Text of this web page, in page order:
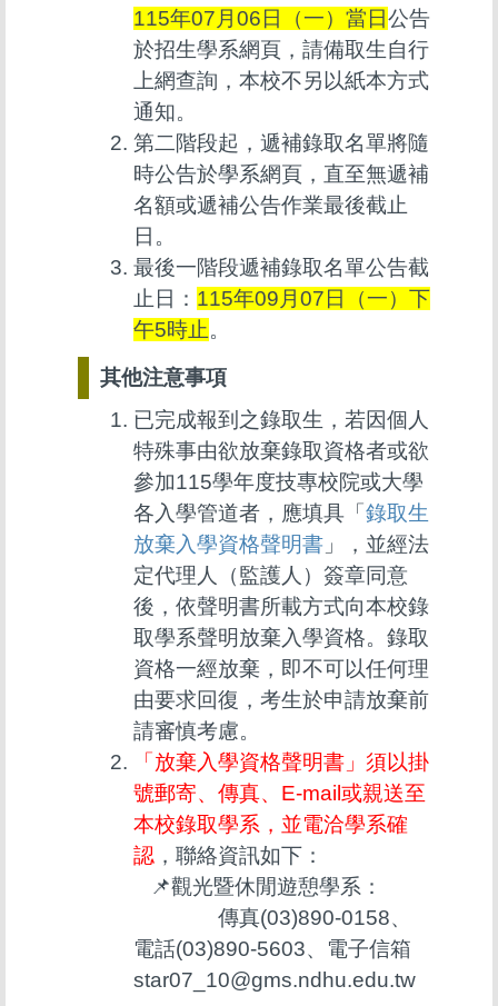
115年07月06日（一）當日公告
於招生學系網頁，請備取生自行
上網查詢，本校不另以紙本方式
通知。
第二階段起，遞補錄取名單將隨
時公告於學系網頁，直至無遞補
名額或遞補公告作業最後截止
日。
最後一階段遞補錄取名單公告截
止日： 115年09月07日（一）下
午5時止。
其他注意事項
已完成報到之錄取生，若因個人
特殊事由欲放棄錄取資格者或欲
參加115學年度技專校院或大學
各入學管道者，應填具「錄取生
放棄入學資格聲明書 」，並經法
定代理人（監護人）簽章同意
後，依聲明書所載方式向本校錄
取學系聲明放棄入學資格。錄取
資格一經放棄，即不可以任何理
由要求回復，考生於申請放棄前
請審慎考慮。
「放棄入學資格聲明書」須以掛
號郵寄、傳真、E-mail或親送至
本校錄取學系，並電洽學系確
認 ，聯絡資訊如下：
📌觀光暨休閒遊憩學系：
傳真(03)890-0158、
電話(03)890-5603、電子信箱
star07_10@gms.ndhu.edu.tw